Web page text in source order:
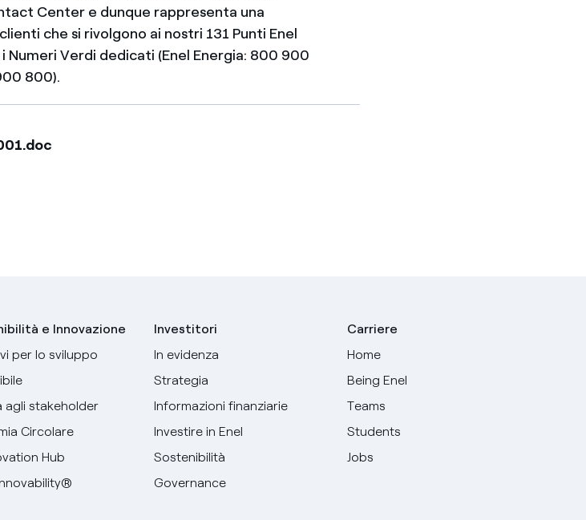
Center e dunque rappresenta una
che si rivolgono ai nostri 131 Punti Enel
Verdi dedicati (Enel Energia: 800 900
800).
e Innovazione
per lo sviluppo
agli stakeholder
Circolare
Hub
Investitori
In evidenza
Strategia
Informazioni finanziarie
Investire in Enel
Sostenibilità
Governance
Carriere
Home
Being Enel
Teams
Students
Jobs